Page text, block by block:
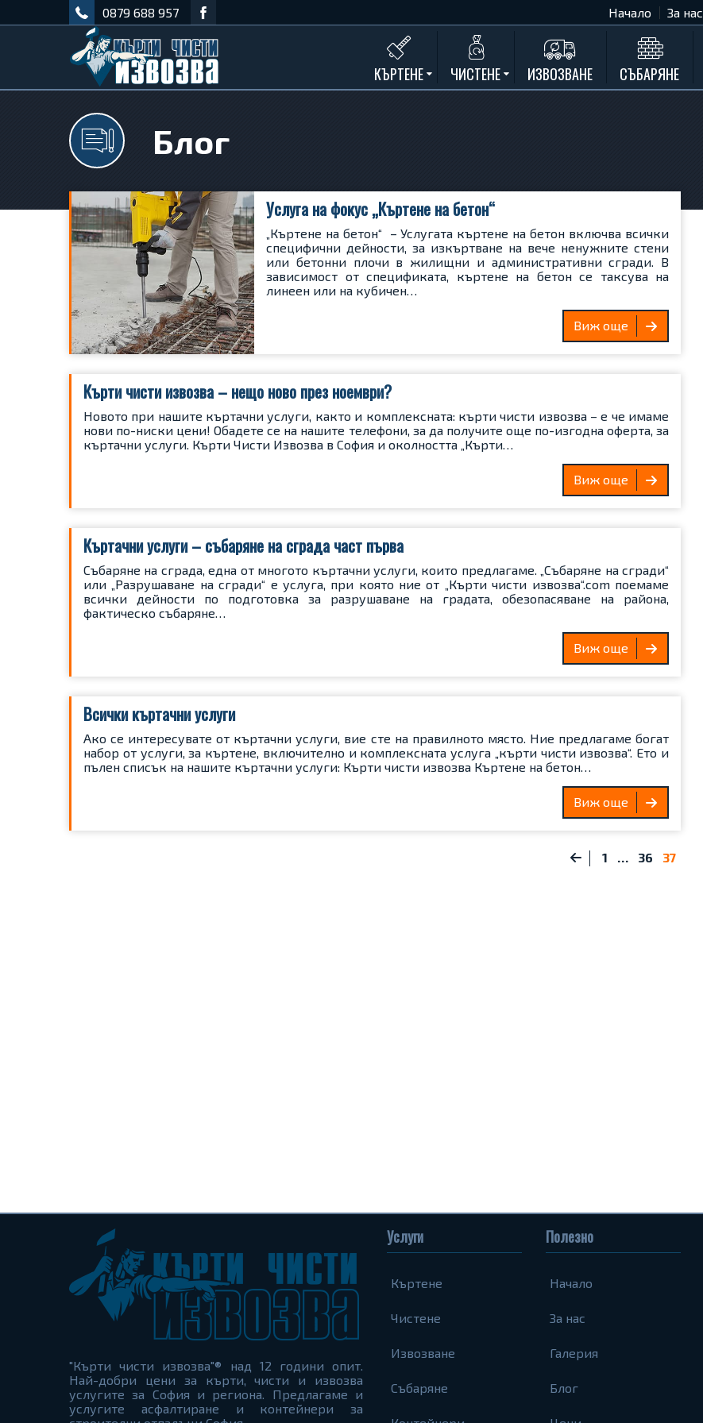
0879 688 957 Начало За нас
КЪРТЕНЕ
Къртене на кухня
Къртене замазки и мозайки
Къртене комин
Къртене на асфалт
Къртене на дограма и подпрозорец
ЧИСТЕНЕ ИЗВОЗВАНЕ СЪБАРЯНЕ
Блог
Услуга на фокус „Къртене на бетон“
„Къртене на бетон“ – Услугата къртене на бетон включва всички
специфични дейности, за изкъртване на вече ненужните стени
или бетонни плочи в жилищни и административни сгради. В
зависимост от спецификата, къртене на бетон се таксува на
линеен или на кубичен…
Виж още
Кърти чисти извозва – нещо ново през ноември?
Новото при нашите къртачни услуги, както и комплексната: кърти чисти извозва – е че имаме
нови по-ниски цени! Обадете се на нашите телефони, за да получите още по-изгодна оферта, за
къртачни услуги. Кърти Чисти Извозва в София и околността „Кърти…
Виж още
Къртачни услуги – събаряне на сграда част първа
Събаряне на сграда, една от многото къртачни услуги, които предлагаме. „Събаряне на сгради“
или „Разрушаване на сгради“ е услуга, при която ние от „Кърти чисти извозва“.com поемаме
всички дейности по подготовка за разрушаване на градата, обезопасяване на района,
фактическо събаряне…
Виж още
Всички къртачни услуги
Ако се интересувате от къртачни услуги, вие сте на правилното място. Ние предлагаме богат
набор от услуги, за къртене, включително и комплексната услуга „кърти чисти извозва“. Ето и
пълен списък на нашите къртачни услуги: Кърти чисти извозва Къртене на бетон…
Виж още
1 … 36 37
"Кърти чисти извозва"® над 12 години опит.
Най-добри цени за кърти, чисти и извозва
услугите за София и региона. Предлагаме и
услугите асфалтиране и контейнери за
Услуги
Къртене
Чистене
Извозване
Събаряне
Полезно
Начало
За нас
Галерия
Блог